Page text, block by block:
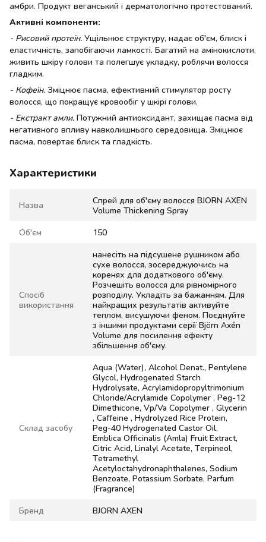
амбри. Продукт веганський і дерматологічно протестований.
Активні компоненти:
- Рисовий протеїн. Ущільнює структуру, надає об'єм, блиск і
еластичність, запобігаючи ламкості. Багатий на амінокислоти,
живить шкіру голови та полегшує укладку, роблячи волосся
гладким.
- Кофеїн. Зміцнює пасма, ефективний стимулятор росту
волосся, що покращує кровообіг у шкірі голови.
- Екстракт амли. Потужний антиоксидант, захищає пасма від
негативного впливу навколишнього середовища. Зміцнює
пасма, повертає блиск та гладкість.
Характеристики
Назва
Спрей для об'єму волосся BJORN AXEN
Volume Thickening Spray
Об'єм 150
Спосіб
використання
нанесіть на підсушене рушником або
сухе волосся, зосереджуючись на
коренях для додаткового об'єму.
Розчешіть волосся для рівномірного
розподілу. Укладіть за бажанням. Для
найкращих результатів активуйте
теплом, висушуючи феном. Поєднуйте
з іншими продуктами серії Björn Axén
Volume для посилення ефекту
збільшення об'єму.
Склад засобу
Aqua (Water), Alcohol Denat., Pentylene
Glycol, Hydrogenated Starch
Hydrolysate, Acrylamidopropyltrimonium
Chloride/Acrylamide Copolymer , Peg-12
Dimethicone, Vp/Va Copolymer , Glycerin
, Caffeine , Hydrolyzed Rice Protein,
Peg-40 Hydrogenated Castor Oil,
Emblica Officinalis (Amla) Fruit Extract,
Citric Acid, Linalyl Acetate, Terpineol,
Tetramethyl
Acetyloctahydronaphthalenes, Sodium
Benzoate, Potassium Sorbate, Parfum
(Fragrance)
Бренд BJORN AXEN